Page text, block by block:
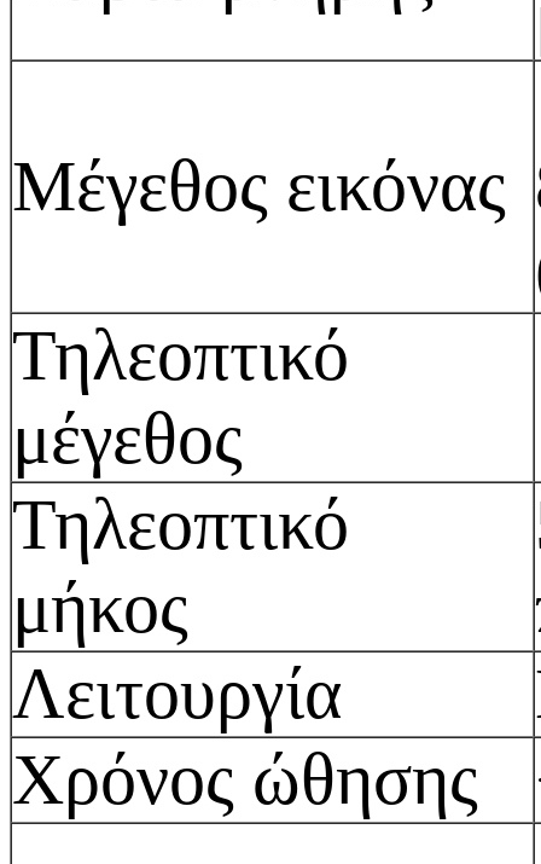
Μέγεθος εικόνας
Τηλεοπτικό
μέγεθος
Τηλεοπτικό
μήκος
Λειτουργία
Χρόνος ώθησης